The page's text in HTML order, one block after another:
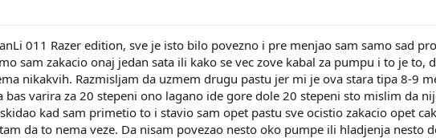
011 Razer edition, sve je isto bilo povezno i pre menjao sam samo sad
sam zakacio onaj jedan sata ili kako se vec zove kabal za pumpu i to je
nikakvih. Razmisljam da uzmem drugu pastu jer mi je ova stara tipa 8-9
bas varira za 20 stepeni ono lagano ide gore dole 20 stepeni sto mislim da
kad sam primetio to i stavio sam opet pastu sve ocistio zakacio opet
da to nema veze. Da nisam povezao nesto oko pumpe ili hladjenja nesto